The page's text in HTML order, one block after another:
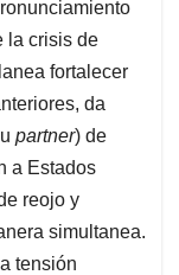
la crisis de
fortalecer
da
partner) de
a Estados
reojo y
simultanea.
tensión